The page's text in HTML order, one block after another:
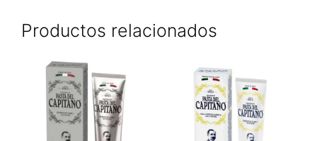
Productos relacionados